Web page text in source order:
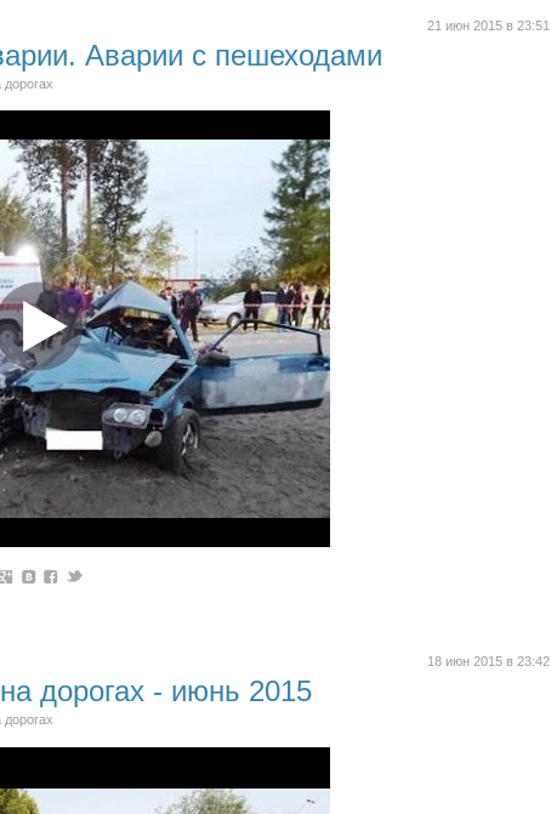
21 июн 2015 в 23:51
Аварии с пешеходами
18 июн 2015 в 23:42
дорогах - июнь 2015